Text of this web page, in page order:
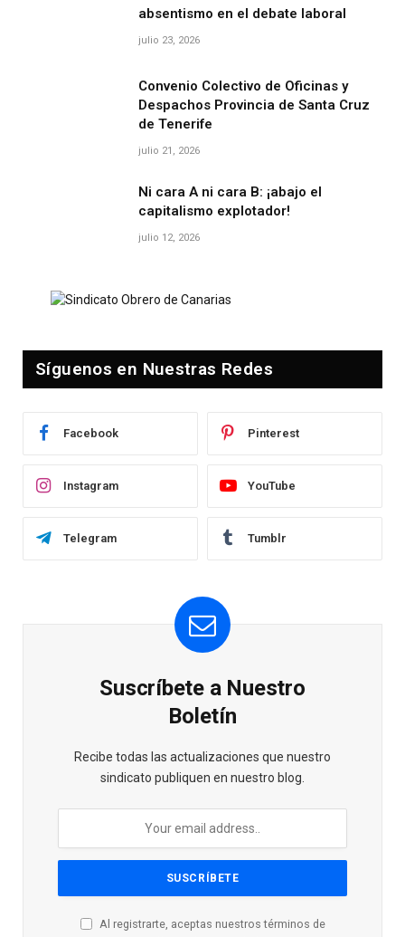
absentismo en el debate laboral
julio 23, 2026
Convenio Colectivo de Oficinas y
Despachos Provincia de Santa Cruz
de Tenerife
julio 21, 2026
Ni cara A ni cara B: ¡abajo el
capitalismo explotador!
julio 12, 2026
Síguenos en Nuestras Redes
Facebook Pinterest
Instagram YouTube
Telegram Tumblr
Suscríbete a Nuestro
Boletín
Recibe todas las actualizaciones que nuestro
sindicato publiquen en nuestro blog.
Al registrarte, aceptas nuestros términos de